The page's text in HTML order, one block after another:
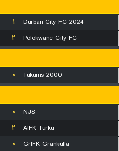
۱
Durban City FC 2024
۲
Polokwane City FC
۰
Tukums 2000
۰
NJS
۲
AIFK Turku
۰
GrIFK Grankulla